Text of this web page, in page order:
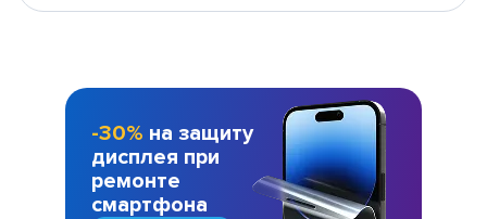
-30% на защиту
дисплея при
ремонте
смартфона